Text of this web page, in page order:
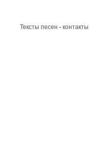
Тексты песен - контакты